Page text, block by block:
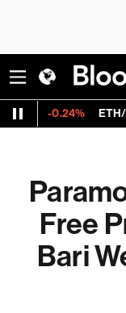
ETH/USD 1,915.393
Free
Bari